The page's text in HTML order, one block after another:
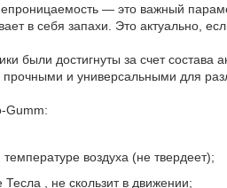
— это важный
в себя запахи. Это актуально,
были достигнуты за счет состава
прочными и универсальными для
Gumm:
воздуха (не твердеет);
, не скользит в движении;